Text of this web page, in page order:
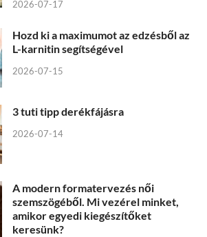
2026-07-17
Hozd ki a maximumot az edzésből az
L-karnitin segítségével
2026-07-15
3 tuti tipp derékfájásra
2026-07-14
A modern formatervezés női
szemszögéből. Mi vezérel minket,
amikor egyedi kiegészítőket
keresünk?